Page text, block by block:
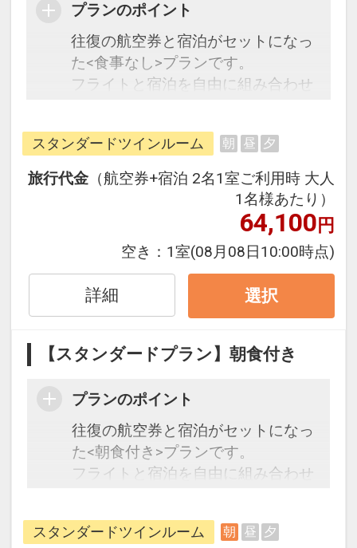
プランのポイント
往復の航空券と宿泊がセットになっ
た<食事なし>プランです。
フライトと宿泊を自由に組み合わせ
ら、一都市滞在はもちろん周遊旅行
にも最適！
旅行期間中の1泊だけの宿泊や延
泊・飛び泊なども自由自在です。
フライトは、安心のJALまたは
（JALグループ）確約！フライトマ
イル50％貯まります。
オプションでレンタカーや現地交
通・体験プランなどの追加（同時予
約）が可能なプランもございます。
スタンダードツインルーム 朝 昼 夕
旅行代金 （航空券+宿泊 2名1室ご利用時 大人
1名様あたり）
64,100円
空き： 1室(08月08日10:00時点)
詳細 選択
【スタンダードプラン】朝食付き
プランのポイント
往復の航空券と宿泊がセットになっ
た<朝食付き>プランです。
フライトと宿泊を自由に組み合わせ
ら、一都市滞在はもちろん周遊旅行
にも最適！
スタンダードツインルーム 朝 昼 夕